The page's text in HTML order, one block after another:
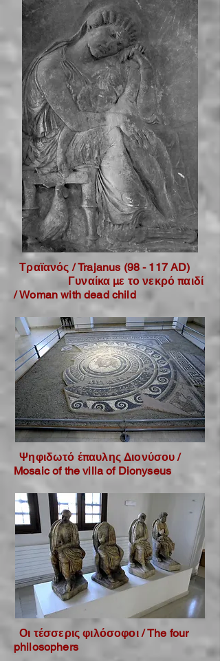
Τραϊανός / Trajanus (98 - 117 AD)
Γυναίκα με το νεκρό παιδί
/ Woman with dead child
Ψηφιδωτό έπαυλης Διονύσου /
Mosaic of the villa of Dionyseus
Οι τέσσερις φιλόσοφοι / The four
philosophers